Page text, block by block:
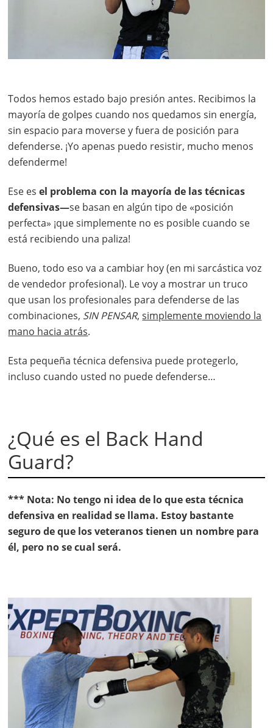
Todos hemos estado bajo presión antes. Recibimos la
mayoría de golpes cuando nos quedamos sin energía,
sin espacio para moverse y fuera de posición para
defenderse. ¡Yo apenas puedo resistir, mucho menos
defenderme!
Ese esel problema con la mayoría de las técnicas
defensivas—se basan en algún tipo de «posición
perfecta» ¡que simplemente no es posible cuando se
está recibiendo una paliza!
Bueno, todo eso va a cambiar hoy (en mi sarcástica voz
de vendedor profesional). Le voy a mostrar un truco
que usan los profesionales para defenderse de las
combinaciones, SIN PENSAR,simplemente moviendo la
mano hacia atrás.
Esta pequeña técnica defensiva puede protegerlo,
incluso cuando usted no puede defenderse…
¿Qué es el Back Hand
Guard?
*** Nota: No tengo ni idea de lo que esta técnica
defensiva en realidad se llama. Estoy bastante
seguro de que los veteranos tienen un nombre para
él, pero no se cual será.